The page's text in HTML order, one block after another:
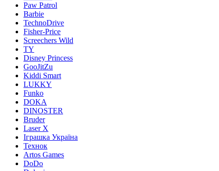
Paw Patrol
Barbie
TechnoDrive
Fisher-Price
Screechers Wild
TY
Disney Princess
GooJitZu
Kiddi Smart
LUKKY
Funko
DOKA
DINOSTER
Bruder
Laser X
Іграшка Україна
Технок
Artos Games
DoDo